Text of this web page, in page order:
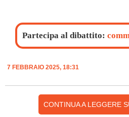
Partecipa al dibattito:
7 FEBBRAIO 2025, 18:31
CONTINUA A LEGGERE